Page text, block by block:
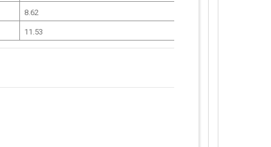
8.62
11.53